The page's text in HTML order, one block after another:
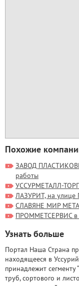
Похожие
ЗАВОД
работы
УССУРМЕТАЛЛ-ТОРГ
ЛАЗУРИТ, на улице
СЛАВЯНЕ МИР
ПРОММЕТСЕРВИС в
Узнать больше
Портал Наша Страна
находящееся в
принадлежит сегменту
труб, сортового и